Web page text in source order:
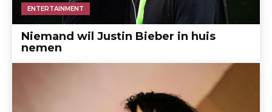
ENTERTAINMENT
Niemand wil Justin Bieber in huis
nemen